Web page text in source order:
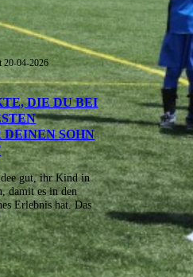
20-04-2026
DIE DU BEI
SOHN B
gut, ihr Kind in
damit es in den
Erlebnis hat. Das